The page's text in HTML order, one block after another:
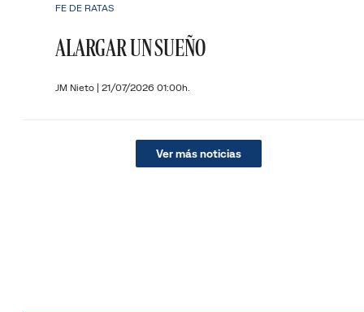
FE DE RATAS
ALARGAR UN SUEÑO
JM Nieto | 21/07/2026 01:00h.
Ver más noticias